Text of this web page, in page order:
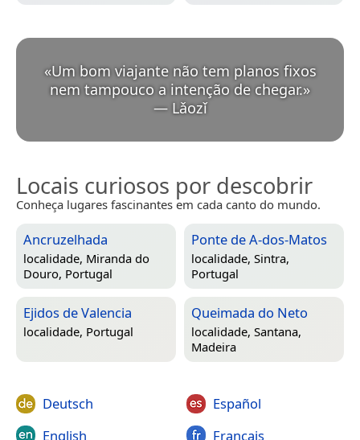
«Um bom viajante não tem planos fixos
nem tampouco a intenção de chegar.
— Lǎozǐ
Locais curiosos por descobrir
Conheça lugares fascinantes em cada canto do mundo.
Ancruzelhada
localidade, Miranda do
Douro, Portugal
Ponte de A-dos-Matos
localidade, Sintra,
Portugal
Ejidos de Valencia
localidade, Portugal
Queimada do Neto
localidade, Santana,
Madeira
Deutsch
English
Español
Français